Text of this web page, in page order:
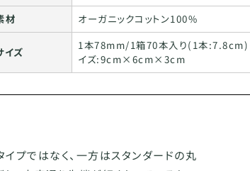
材
オーガニックコットン100%
イズ
1本78mm/1箱70本入り(1本:7.8cm)
イズ:9cm×6cm×3cm
プではなく、一方はスタンダードの丸